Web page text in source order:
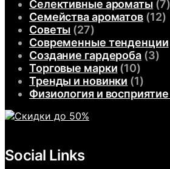
Селективные ароматы(7)
Семейства ароматов(12)
Советы (27)
Современные тенденции
Создание гардероба(3)
Торговые марки (10)
Тренды и новинки (1)
Физиология и
Social Links